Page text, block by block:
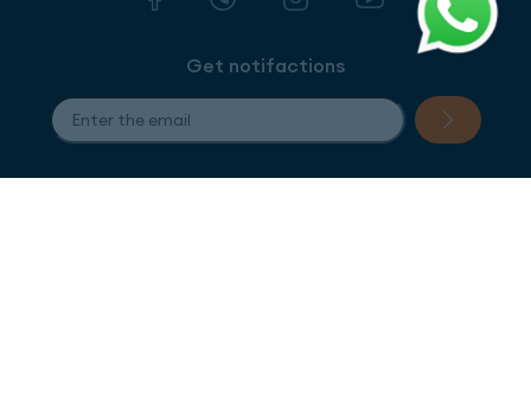
Get notifactions